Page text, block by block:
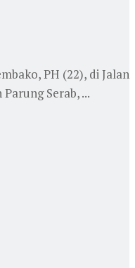
PH (22), di Jalan
Serab, ...